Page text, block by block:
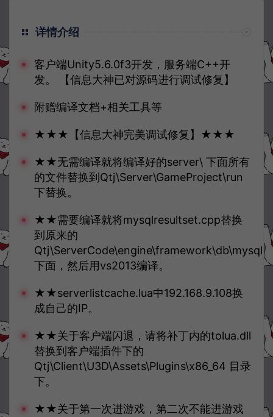
详情介绍
客户端Unity5.6.0f3开发，服务端C++开
发。 【信息大神已对源码进行调试修复】
附赠编译文档+相关工具等
★★★【信息大神完美调试修复】★★★
★★无需编译就将编译好的server\ 下面所有
的文件替换到Qtj\Server\GameProject\run
下替换。
★★需要编译就将mysqlresultset.cpp替换
到原来的
Qtj\ServerCode\engine\framework\db\mysql
下面，然后用vs2013编译。
★★serverlistcache.lua中192.168.9.108换
成自己的IP。
★★关于客户端闪退，请将补丁内的tolua.dll
替换到客户端插件下的
Qtj\Client\U3D\Assets\Plugins\x86_64 目录
下。
★★关于第一次进游戏，第二次不能进游戏